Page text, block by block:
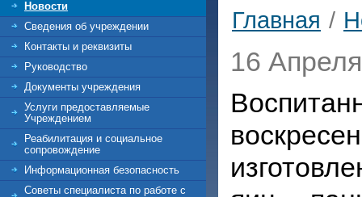
Новости
Сведения об учреждении
Контакты и реквизиты
Руководство
Документы учреждения
Услуги предоставляемые
Учреждением
Реабилитация и социальное
сопровождение
Информационная безопасность
Советы специалиста по работе с
Главная /
16